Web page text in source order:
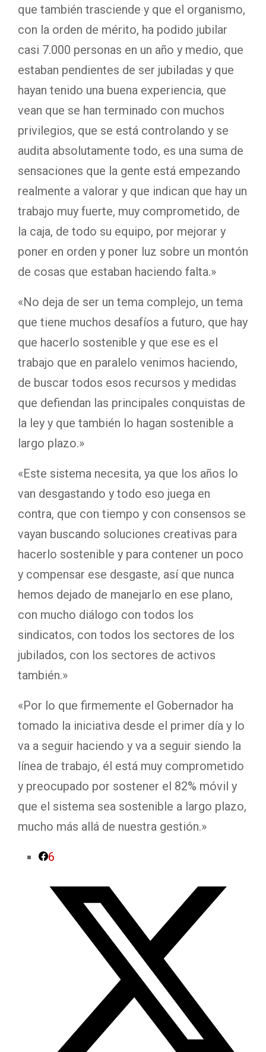
que también trasciende y que el organismo,
con la orden de mérito, ha podido jubilar
casi 7.000 personas en un año y medio, que
estaban pendientes de ser jubiladas y que
hayan tenido una buena experiencia, que
vean que se han terminado con muchos
privilegios, que se está controlando y se
audita absolutamente todo, es una suma de
sensaciones que la gente está empezando
realmente a valorar y que indican que hay un
trabajo muy fuerte, muy comprometido, de
la caja, de todo su equipo, por mejorar y
poner en orden y poner luz sobre un montón
de cosas que estaban haciendo falta.»
«No deja de ser un tema complejo, un tema
que tiene muchos desafíos a futuro, que hay
que hacerlo sostenible y que ese es el
trabajo que en paralelo venimos haciendo,
de buscar todos esos recursos y medidas
que defiendan las principales conquistas de
la ley y que también lo hagan sostenible a
largo plazo.»
«Este sistema necesita, ya que los años lo
van desgastando y todo eso juega en
contra, que con tiempo y con consensos se
vayan buscando soluciones creativas para
hacerlo sostenible y para contener un poco
y compensar ese desgaste, así que nunca
hemos dejado de manejarlo en ese plano,
con mucho diálogo con todos los
sindicatos, con todos los sectores de los
jubilados, con los sectores de activos
también.»
«Por lo que firmemente el Gobernador ha
tomado la iniciativa desde el primer día y lo
va a seguir haciendo y va a seguir siendo la
línea de trabajo, él está muy comprometido
y preocupado por sostener el 82% móvil y
que el sistema sea sostenible a largo plazo,
mucho más allá de nuestra gestión.»
6